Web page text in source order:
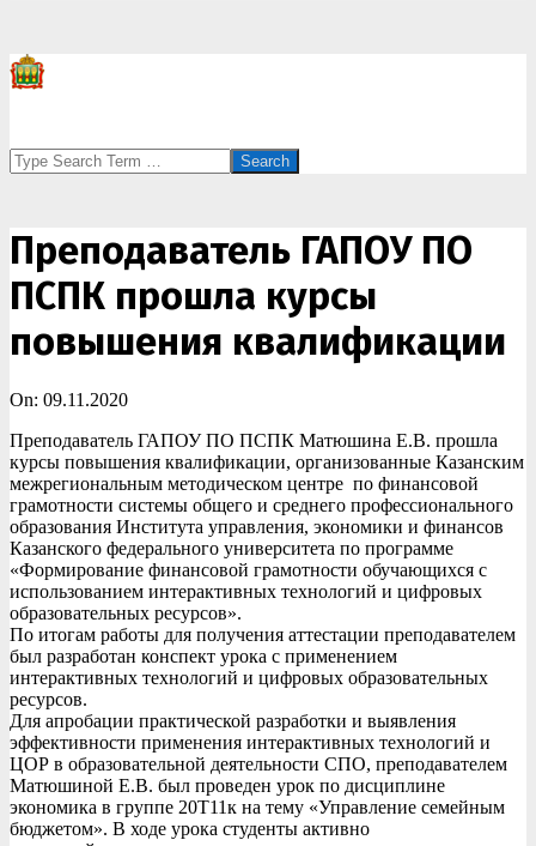
Search
Преподаватель ГАПОУ ПО
ПСПК прошла курсы
повышения квалификации
On: 09.11.2020
Преподаватель ГАПОУ ПО ПСПК Матюшина Е.В. прошла
курсы повышения квалификации, организованные Казанским
межрегиональным методическом центре по финансовой
грамотности системы общего и среднего профессионального
образования Института управления, экономики и финансов
Казанского федерального университета по программе
«Формирование финансовой грамотности обучающихся с
использованием интерактивных технологий и цифровых
образовательных ресурсов».
По итогам работы для получения аттестации преподавателем
был разработан конспект урока с применением
интерактивных технологий и цифровых образовательных
ресурсов.
Для апробации практической разработки и выявления
эффективности применения интерактивных технологий и
ЦОР в образовательной деятельности СПО, преподавателем
Матюшиной Е.В. был проведен урок по дисциплине
экономика в группе 20Т11к на тему «Управление семейным
бюджетом». В ходе урока студенты активно